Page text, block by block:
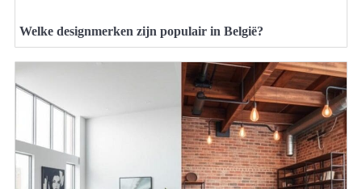
Welke designmerken zijn populair in België?